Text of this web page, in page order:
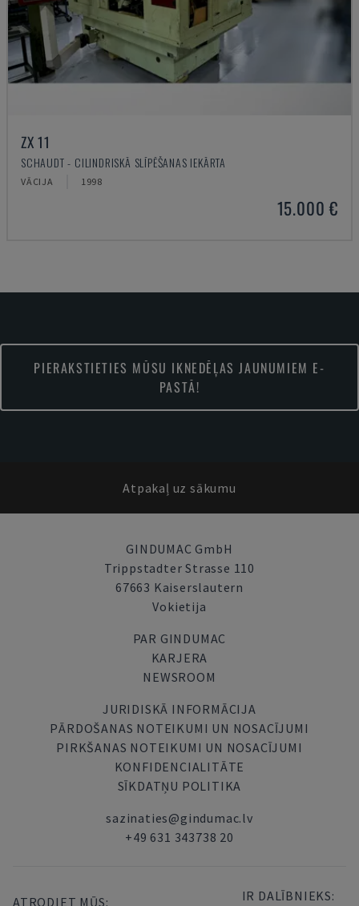
ZX 11
SCHAUDT - CILINDRISKĀ SLĪPĒŠANAS IEKĀRTA
VĀCIJA 1998
15.000 €
PIERAKSTIETIES MŪSU IKNEDĒĻAS JAUNUMIEM E-
PASTĀ!
Atpakaļ uz sākumu
GINDUMAC GmbH
Trippstadter Strasse 110
67663 Kaiserslautern
Vokietija
PAR GINDUMAC
KARJERA
NEWSROOM
JURIDISKĀ INFORMĀCIJA
PĀRDOŠANAS NOTEIKUMI UN NOSACĪJUMI
PIRKŠANAS NOTEIKUMI UN NOSACĪJUMI
KONFIDENCIALITĀTE
SĪKDATŅU POLITIKA
sazinaties@gindumac.lv
+49 631 343738 20
ATRODIET MŪS: IR DALĪBNIEKS: